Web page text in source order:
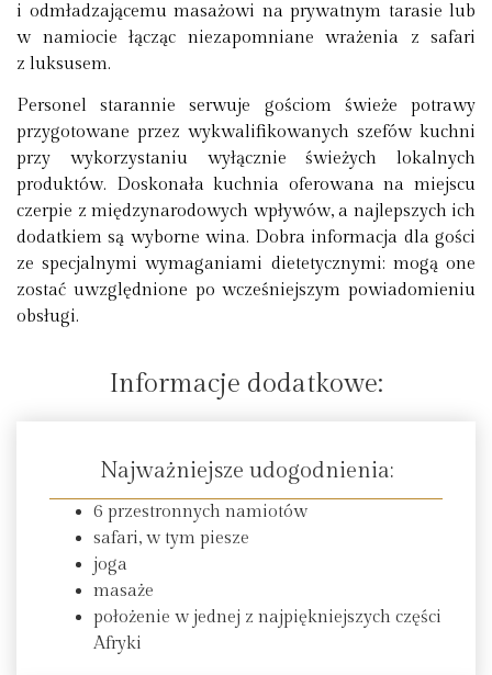
i odmładzającemu masażowi na prywatnym tarasie lub
w namiocie łącząc niezapomniane wrażenia z safari
z luksusem.
Personel starannie serwuje gościom świeże potrawy
przygotowane przez wykwalifikowanych szefów kuchni
przy wykorzystaniu wyłącznie świeżych lokalnych
produktów. Doskonała kuchnia oferowana na miejscu
czerpie z międzynarodowych wpływów, a najlepszych ich
dodatkiem są wyborne wina. Dobra informacja dla gości
ze specjalnymi wymaganiami dietetycznymi: mogą one
zostać uwzględnione po wcześniejszym powiadomieniu
obsługi.
Informacje dodatkowe:
Najważniejsze udogodnienia:
6 przestronnych namiotów
safari, w tym piesze
joga
masaże
położenie w jednej z najpiękniejszych części
Afryki